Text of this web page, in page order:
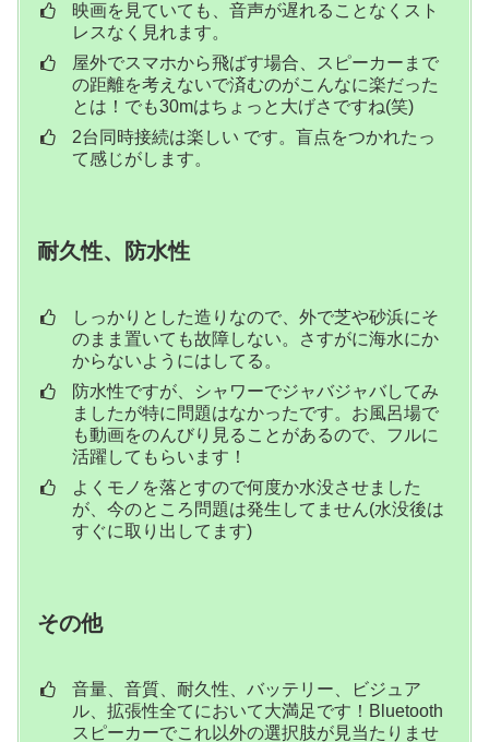
映画を見ていても、音声が遅れることなくスト
レスなく見れます。
屋外でスマホから飛ばす場合、スピーカーまで
の距離を考えないで済むのがこんなに楽だった
とは！でも30mはちょっと大げさですね(笑)
2台同時接続は楽しい です。盲点をつかれたっ
て感じがします。
耐久性、防水性
しっかりとした造りなので、外で芝や砂浜にそ
のまま置いても故障しない。さすがに海水にか
からないようにはしてる。
防水性ですが、シャワーでジャバジャバしてみ
ましたが特に問題はなかったです。お風呂場で
も動画をのんびり見ることがあるので、フルに
活躍してもらいます！
よくモノを落とすので何度か水没させました
が、今のところ問題は発生してません(水没後は
すぐに取り出してます)
その他
音量、音質、耐久性、バッテリー、ビジュア
ル、拡張性全てにおいて大満足です！Bluetooth
スピーカーでこれ以外の選択肢が見当たりませ